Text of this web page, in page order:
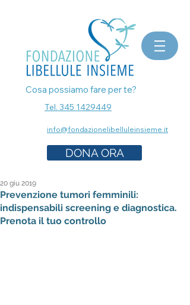
Cosa possiamo fare per te?
Tel. 345 1429449
info@fondazionelibelluleinsieme.it
DONA ORA
Prevenzione tumori femminili:
indispensabili screening e diagnostica.
Prenota il tuo controllo
20 giu 2019